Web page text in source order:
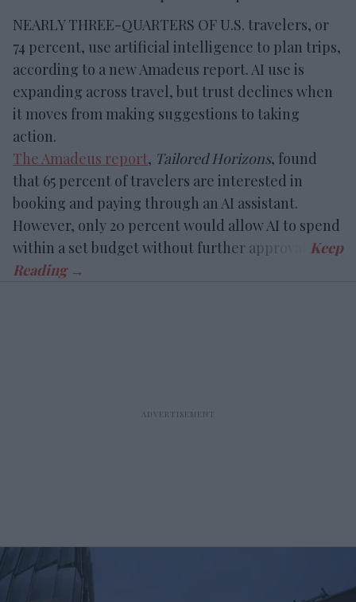
NEARLY THREE-QUARTERS OF U.S. travelers, or
74 percent, use artificial intelligence to plan trips,
according to a new Amadeus report. AI use is
expanding across travel, but trust declines when
it moves from making suggestions to taking
action.
The Amadeus report, Tailored Horizons, found
that 65 percent of travelers are interested in
booking and paying through an AI assistant.
However, only 20 percent would allow AI to spend
within a set budget without further approval.